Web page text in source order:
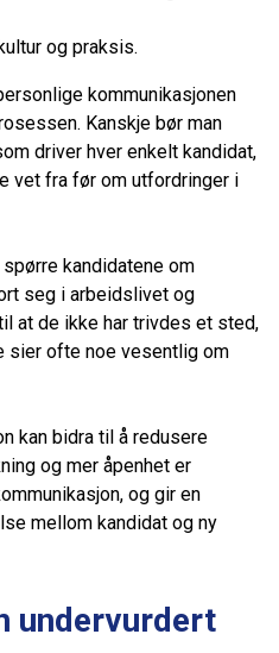
og praksis.
kommunikasjonen
Kanskje bør man
driver hver enkelt kandidat,
vet fra før om utfordringer i
kandidatene om
seg i arbeidslivet og
at de ikke har trivdes et sted,
sier ofte noe vesentlig om
kan bidra til å redusere
og mer åpenhet er
og gir en
mellom kandidat og ny
undervurdert